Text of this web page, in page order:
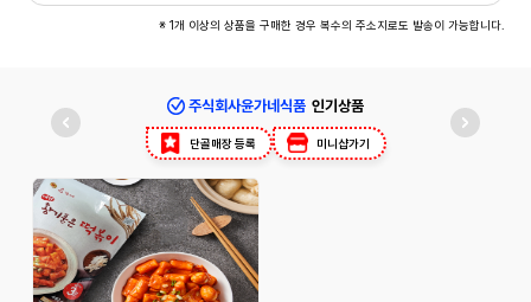
※ 1개 이상의 상품을 구매한 경우 복수의 주소지로도 발송이 가능합니다.
주식회사윤가네식품 인기상품
단골매장 등록 미니샵가기